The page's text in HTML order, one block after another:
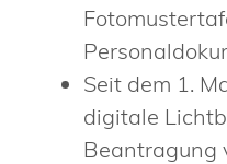
Seit dem 1.
digitale
Beantragung